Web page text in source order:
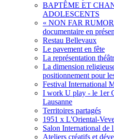
BAPTÊME ET
ADOLESCENTS
« NON FAR
documentaire en
Restau Bellevaux
Le pavement en fête
La représentation
La dimension
positionnement pour
Festival International
I work U play - le 1er
Lausanne
Territoires partagés
1951 x L'Oriental-
Salon International de
Ateliers créatifs et